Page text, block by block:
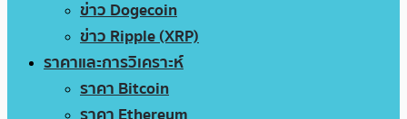
ข่าว Dogecoin
ข่าว Ripple (XRP)
ราคาและการวิเคราะห์
ราคา Bitcoin